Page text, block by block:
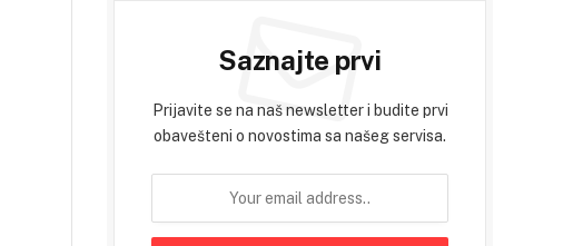
Saznajte prvi
Prijavite se na naš newsletter i budite prvi
obavešteni o novostima sa našeg servisa.